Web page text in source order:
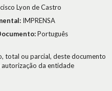
Lyon de Castro
IMPRENSA
Português
total ou parcial, deste documento
da entidade